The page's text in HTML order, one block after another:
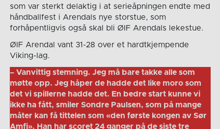
som var sterkt delaktig i at serieåpningen endte med
håndballfest i Arendals nye storstue, som
forhåpentligvis også skal bli ØIF Arendals lekestue.
ØIF Arendal vant 31-28 over et hardtkjempende
Viking-lag.
– Vanvittig stemning. Jeg må bare takke alle som
møtte opp. Jeg håper de hadde det like moro som
det vi spillerne hadde det. En bedre start kunne vi
ikke ha fått, smiler Sondre Paulsen, som på mange
måter kan få tittelen som «den første kongen av Sør
Amfi». Han har scoret 24 ganger på de siste tre